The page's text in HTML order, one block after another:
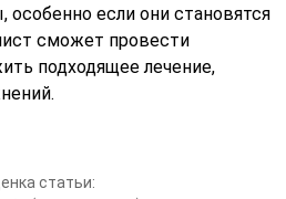
если они становятся
сможет провести
подходящее лечение,
статьи: